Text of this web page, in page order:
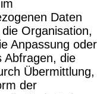
Daten
Organisation,
Anpassung oder
Abfragen, die
Übermittlung,
der